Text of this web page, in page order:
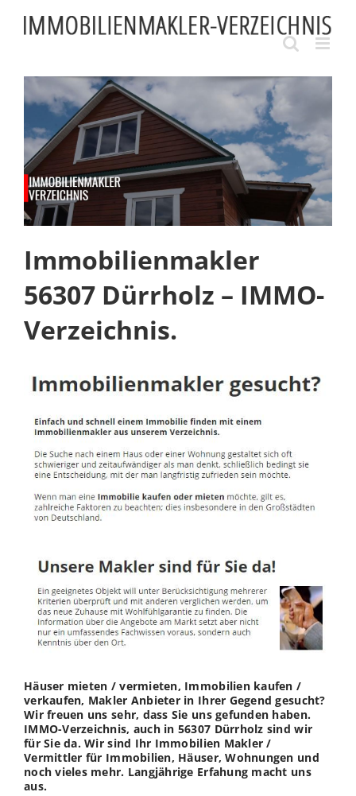
content
Immobilienmakler
56307 Dürrholz – IMMO-
Verzeichnis.
Häuser mieten / vermieten, Immobilien kaufen /
verkaufen, Makler Anbieter in Ihrer Gegend gesucht?
Wir freuen uns sehr, dass Sie uns gefunden haben.
IMMO-Verzeichnis, auch in 56307 Dürrholz sind wir
für Sie da. Wir sind Ihr Immobilien Makler /
Vermittler für Immobilien, Häuser, Wohnungen und
noch vieles mehr. Langjährige Erfahung macht uns
aus.